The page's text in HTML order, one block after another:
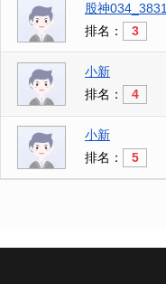
股神034_3831
排名：
3
小新
排名：
4
小新
排名：
5